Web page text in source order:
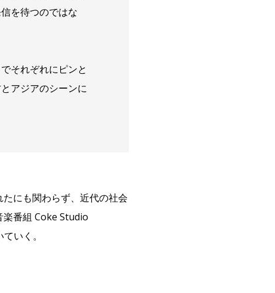
を待つのではな
それぞれにピンと
アジアのシーンに
にも関わらず、近代の社会
楽番組 Coke Studio
いく。